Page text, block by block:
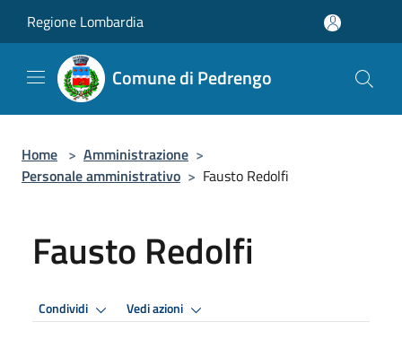
Regione Lombardia
Comune di Pedrengo
Home > Amministrazione >
Personale amministrativo > Fausto Redolfi
Fausto Redolfi
Condividi Vedi azioni